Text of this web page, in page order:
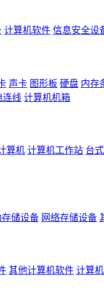
计算机软件 信息安全设
声卡 图形板 硬盘 内存
连线 计算机机箱
算机 计算机工作站 台
储设备 网络存储设备
其他计算机软件 计算